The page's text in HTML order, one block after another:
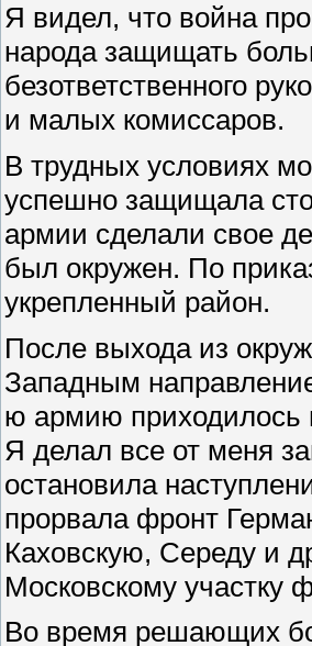
Я видел, что война
народа защищать
безответственного
и малых комиссаров.
В трудных условиях
успешно защищала
армии сделали свое
был окружен. По
укрепленный район.
После выхода из
Западным
ю армию приходилось
Я делал все от меня
остановила
прорвала фронт
Каховскую, Середу и
Московскому участку
Во время решающих